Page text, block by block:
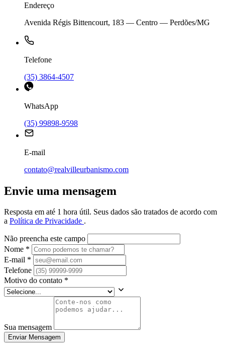
Endereço
Avenida Régis Bittencourt, 183 — Centro — Perdões/MG
Telefone
(35) 3864-4507
WhatsApp
(35) 99898-9598
E-mail
contato@realvilleurbanismo.com
Envie uma mensagem
Resposta em até 1 hora útil. Seus dados são tratados de acordo com
a Política de Privacidade .
Não preencha este campo
Nome *
E-mail *
Telefone
Motivo do contato *
Sua mensagem
Enviar Mensagem